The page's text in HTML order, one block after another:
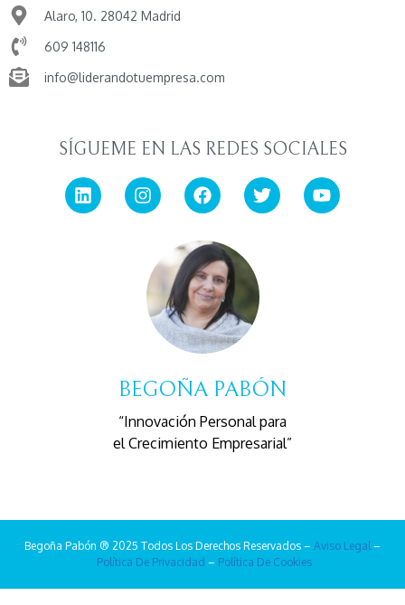
Alaro, 10. 28042 Madrid
609 148116
info@liderandotuempresa.com
SÍGUEME EN LAS REDES SOCIALES
BEGOÑA PABÓN
“Innovación Personal para
el Crecimiento Empresarial”
Begoña Pabón ® 2025 Todos Los Derechos Reservados – Aviso Legal –
Política De Privacidad – Política De Cookies